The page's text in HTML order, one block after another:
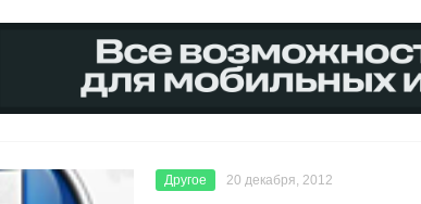
Другое 20 декабря, 2012